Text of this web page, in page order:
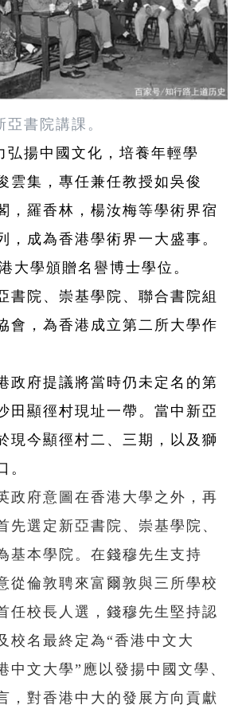
書院講課。
弘揚中國文化，培養年輕學
雲集，專任兼任教授如吳俊
，羅香林，楊汝梅等學術界宿
，成為香港學術界一大盛事。
大學頒贈名譽博士學位。
書院、崇基學院、聯合書院組
會，為香港成立第二所大學作
政府提議將當時仍未定名的第
田顯徑村現址一帶。當中新亞
現今顯徑村二、三期，以及獅
。
政府意圖在香港大學之外，再
先選定新亞書院、崇基學院、
基本學院。在錢穆先生支持
從倫敦聘來富爾敦與三所學校
任校長人選，錢穆先生堅持認
校名最終定為“香港中文大
中文大學”應以發揚中國文學、
，對香港中大的發展方向貢獻